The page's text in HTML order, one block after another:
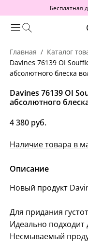
Бесплатная
Главная Каталог
Davines 76139 OI
абсолютного блеска
Davines 76139 OI
абсолютного
4 380 руб.
Наличие товара в
Описание
Новый продукт
Для придания
Идеально подходит
Несмываемый